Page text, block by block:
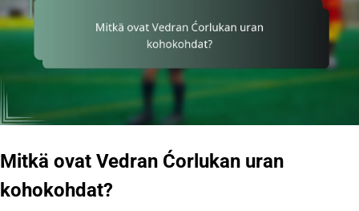
Mitkä ovat Vedran Ćorlukan uran
kohokohdat?